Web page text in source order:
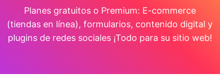
Planes gratuitos o Premium: E-commerce
(tiendas en línea), formularios, contenido digital y
plugins de redes sociales ¡Todo para su sitio web!